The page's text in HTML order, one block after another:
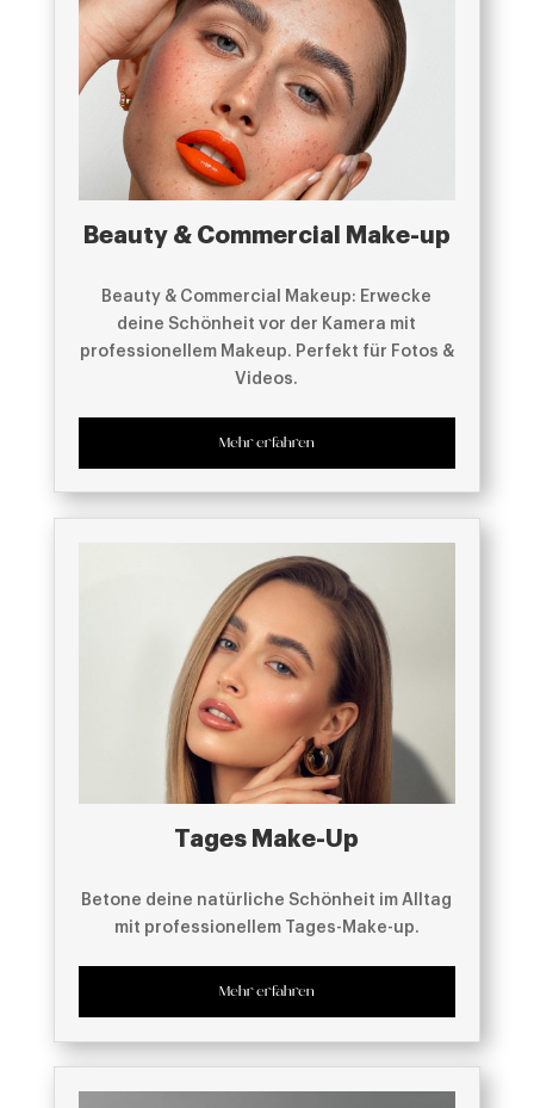
Beauty & Commercial Make-up
Beauty & Commercial Makeup: Erwecke
deine Schönheit vor der Kamera mit
professionellem Makeup. Perfekt für Fotos &
Videos.
Mehr erfahren
Tages Make-Up
Betone deine natürliche Schönheit im Alltag
mit professionellem Tages-Make-up.
Mehr erfahren